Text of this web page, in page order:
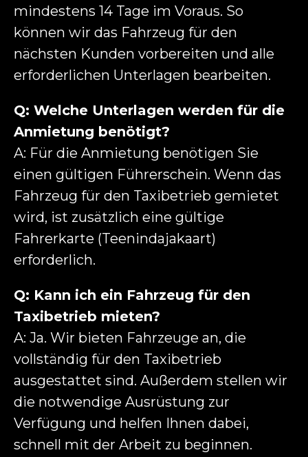
mindestens 14 Tage im Voraus. So
können wir das Fahrzeug für den
nächsten Kunden vorbereiten und alle
erforderlichen Unterlagen bearbeiten.
Q: Welche Unterlagen werden für die
Anmietung benötigt?
A: Für die Anmietung benötigen Sie
einen gültigen Führerschein. Wenn das
Fahrzeug für den Taxibetrieb gemietet
wird, ist zusätzlich eine gültige
Fahrerkarte (Teenindajakaart)
erforderlich.
Q: Kann ich ein Fahrzeug für den
Taxibetrieb mieten?
A: Ja. Wir bieten Fahrzeuge an, die
vollständig für den Taxibetrieb
ausgestattet sind. Außerdem stellen wir
die notwendige Ausrüstung zur
Verfügung und helfen Ihnen dabei,
schnell mit der Arbeit zu beginnen.